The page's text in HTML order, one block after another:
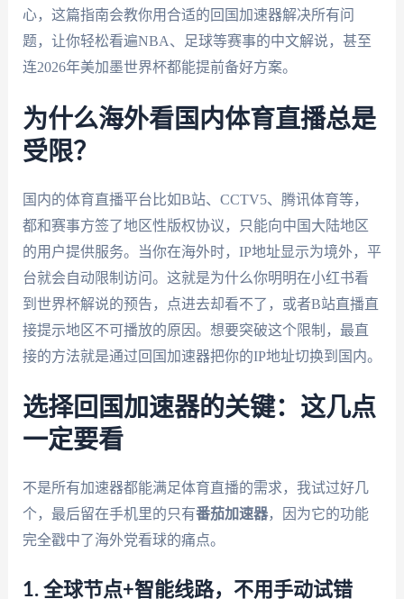
心，这篇指南会教你用合适的回国加速器解决所有问
题，让你轻松看遍NBA、足球等赛事的中文解说，甚至
连2026年美加墨世界杯都能提前备好方案。
为什么海外看国内体育直播总是
受限？
国内的体育直播平台比如B站、CCTV5、腾讯体育等，
都和赛事方签了地区性版权协议，只能向中国大陆地区
的用户提供服务。当你在海外时，IP地址显示为境外，平
台就会自动限制访问。这就是为什么你明明在小红书看
到世界杯解说的预告，点进去却看不了，或者B站直播直
接提示地区不可播放的原因。想要突破这个限制，最直
接的方法就是通过回国加速器把你的IP地址切换到国内。
选择回国加速器的关键：这几点
一定要看
不是所有加速器都能满足体育直播的需求，我试过好几
个，最后留在手机里的只有番茄加速器，因为它的功能
完全戳中了海外党看球的痛点。
1. 全球节点+智能线路，不用手动试错